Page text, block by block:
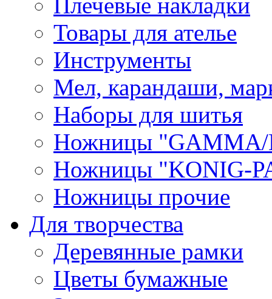
Товары для ателье
Инструменты
Мел, карандаши,
Наборы для шитья
Ножницы "GAMMA/
Ножницы "KONIG-
Ножницы прочие
Для творчества
Деревянные рамки
Цветы бумажные